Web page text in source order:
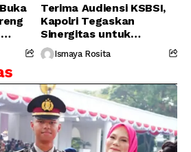
Terima Audiensi KSBSI,
Kapolri Tegaskan
Sinergitas untuk
Perjuangkan Hak Buruh
Ismaya Rosita